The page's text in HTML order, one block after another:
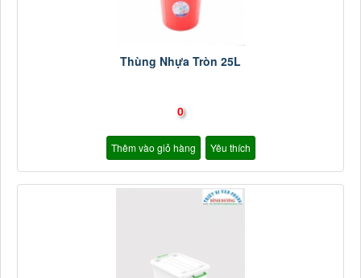
Thùng Nhựa Tròn 25L
0
Thêm vào giỏ hàng Yêu thích